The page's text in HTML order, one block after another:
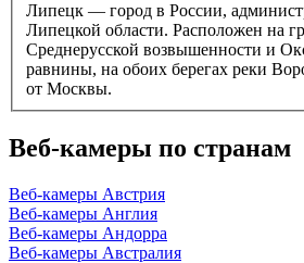
Липецк — город в России,
Липецкой области. Расположен на
Среднерусской возвышенности и
равнины, на обоих берегах реки
от Москвы.
Веб-камеры по странам
Веб-камеры Австрия
Веб-камеры Англия
Веб-камеры Андорра
Веб-камеры Австралия